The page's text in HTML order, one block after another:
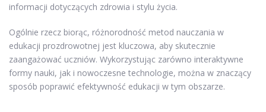
informacji dotyczących zdrowia i stylu życia.
Ogólnie rzecz biorąc, różnorodność metod nauczania w
edukacji prozdrowotnej jest kluczowa, aby skutecznie
zaangażować uczniów. Wykorzystując zarówno interaktywne
formy nauki, jak i nowoczesne technologie, można w znaczący
sposób poprawić efektywność edukacji w tym obszarze.